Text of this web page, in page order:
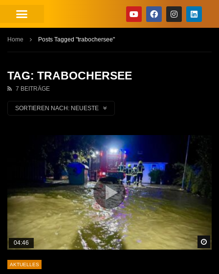
Home Posts Tagged "trabochersee"
TAG: TRABOCHERSEE
7 BEITRÄGE
SORTIEREN NACH: NEUESTE
04:46
AKTUELLES